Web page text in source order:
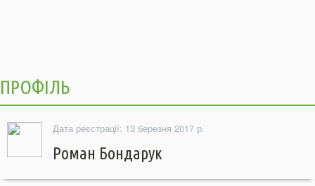
ПРОФІЛЬ
Дата реєстрації: 13 березня 2017 р.
Роман Бондарук